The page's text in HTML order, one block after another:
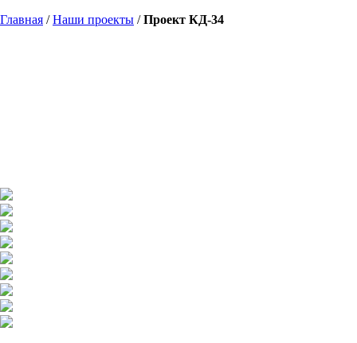
Главная /Наши проекты /Проект КД-34